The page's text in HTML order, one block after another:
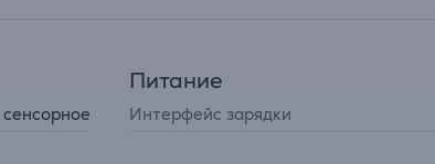
сенсорное
Питание
Интерфейс зарядки